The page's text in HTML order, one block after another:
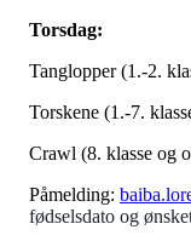
Torsdag:
Tanglopper (1.-2.
Torskene (1.-7.
Crawl (8. klasse og
Påmelding:
fødselsdato og